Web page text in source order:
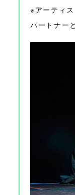
※アーティ
パートナー